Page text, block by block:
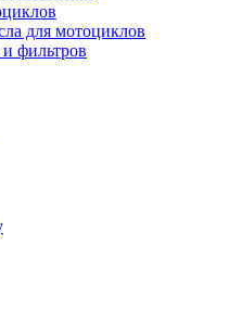
для мотоциклов
фильтров